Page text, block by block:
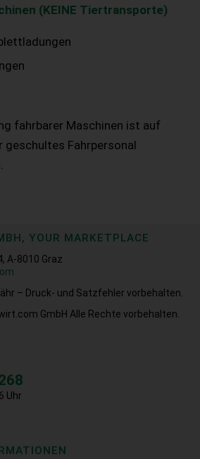
(KEINE Tiertransporte)
fahrbarer Maschinen ist auf
geschultes Fahrpersonal
YOUR MARKETPLACE
A-8010 Graz
– Druck- und Satzfehler vorbehalten.
GmbH Alle Rechte vorbehalten.
Uhr